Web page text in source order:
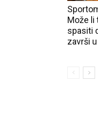
Može li
spasiti
završi